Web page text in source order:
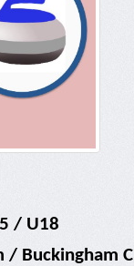
/ U18
/ Buckingham